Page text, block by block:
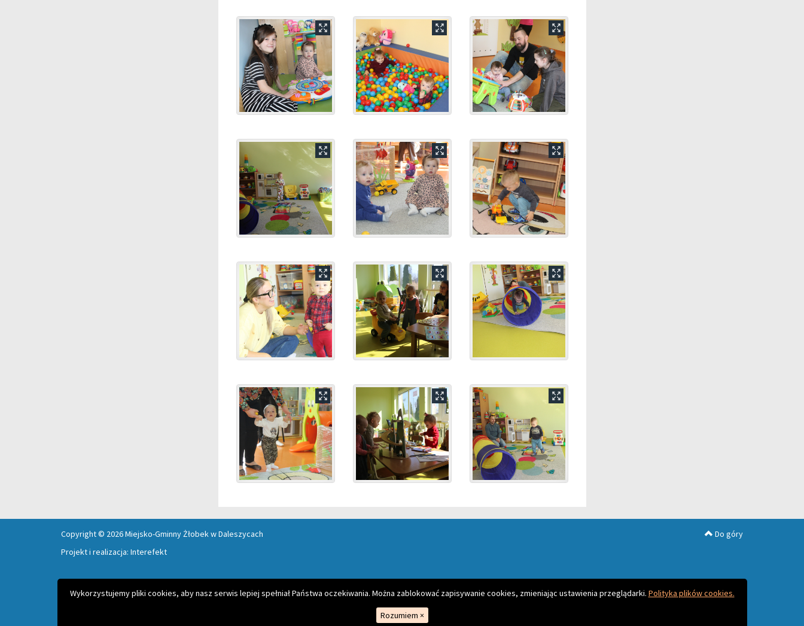
Wykorzystujemy pliki cookies, aby nasz serwis lepiej spełniał Państwa oczekiwania. Można zablokować zapisywanie cookies, zmieniając ustawienia przeglądarki. Polityka plików cookies.
Rozumiem ×
Copyright © 2026 Miejsko-Gminny Żłobek w Daleszycach
Projekt i realizacja: Interefekt
Do góry